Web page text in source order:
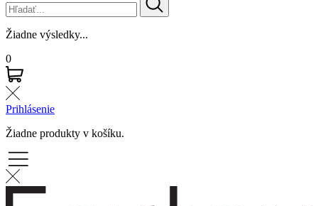
Žiadne výsledky...
0
Prihlásenie
Žiadne produkty v košíku.